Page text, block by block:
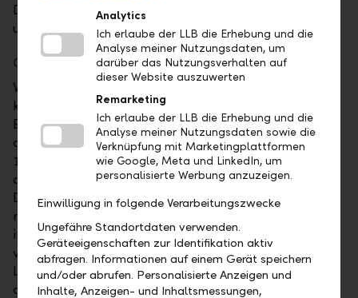
Dadurch verringert sich die Gefahr des "Kaufs im
ungünstigsten Moment" markant.
Clever investieren mit einem Anlageplan
Von diesem Vorteil des gestaffelten Investments
können Anleger auch profitieren, indem sie eine
Einmaleinlage mit einem Anlageplan verbinden. Bei
der LLB können Kunden bereits ab einem Betrag von
10'000 Franken problemlos und systematisch von
der Entwicklung an den Finanzmärkten profitieren.
Die Bank investiert die Einmaleinlage dann
regelmässig über einen festgelegten Zeitraum in
individuell ausgewählte LLB-Fonds, bis die Summe
vollständig investiert ist. Die Auswahl der retrofreien
LLB-Fonds ist vom jeweiligen Risikoprofil des Kunden
abhängig. Der Kunde kann zudem die Dauer der
Analytics
Ich erlaube der LLB die Erhebung und die
Analyse meiner Nutzungsdaten, um
darüber das Nutzungsverhalten auf
dieser Website auszuwerten
Remarketing
Ich erlaube der LLB die Erhebung und die
Analyse meiner Nutzungsdaten sowie die
Verknüpfung mit Marketingplattformen
wie Google, Meta und LinkedIn, um
personalisierte Werbung anzuzeigen.
Einwilligung in folgende Verarbeitungszwecke
Ungefähre Standortdaten verwenden.
Geräteeigenschaften zur Identifikation aktiv
abfragen. Informationen auf einem Gerät speichern
und/oder abrufen. Personalisierte Anzeigen und
Inhalte, Anzeigen- und Inhaltsmessungen,